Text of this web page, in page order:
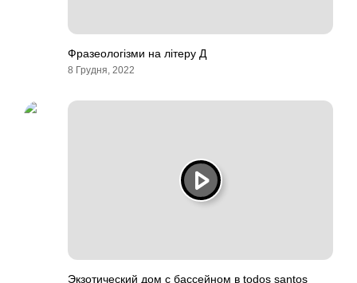
Фразеологізми на літеру Д
8 Грудня, 2022
Экзотический дом с бассейном в todos santos